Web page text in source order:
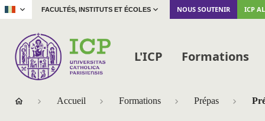
| FACULTÉS, INSTITUTS ET ÉCOLES NOUS SOUTENIR ICP
L'ICP Formations
Accueil Formations Prépas